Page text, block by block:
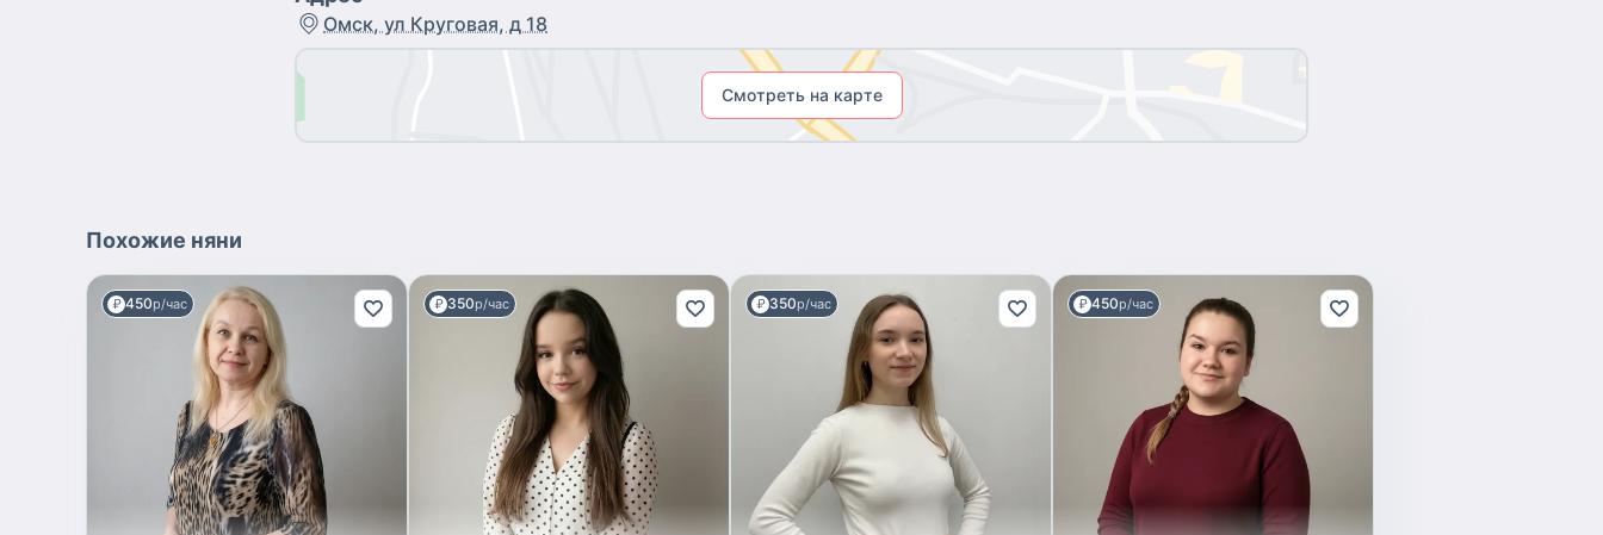
Омск, ул Круговая, д 18
Смотреть на карте
Похожие няни
450р/час 350р/час 350р/час 450р/час